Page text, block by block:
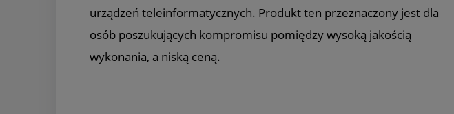
urządzeń teleinformatycznych. Produkt ten przeznaczony jest dla
osób poszukujących kompromisu pomiędzy wysoką jakością
wykonania, a niską ceną.